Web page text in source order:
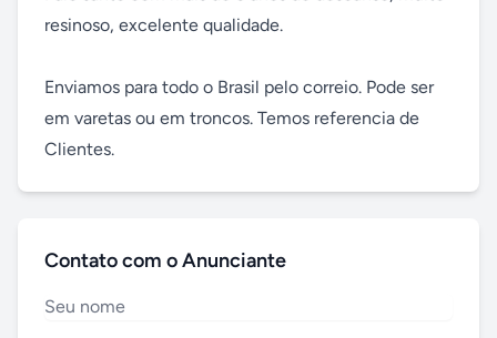
resinoso, excelente qualidade.
Enviamos para todo o Brasil pelo correio. Pode ser
em varetas ou em troncos. Temos referencia de
Clientes.
Contato com o Anunciante